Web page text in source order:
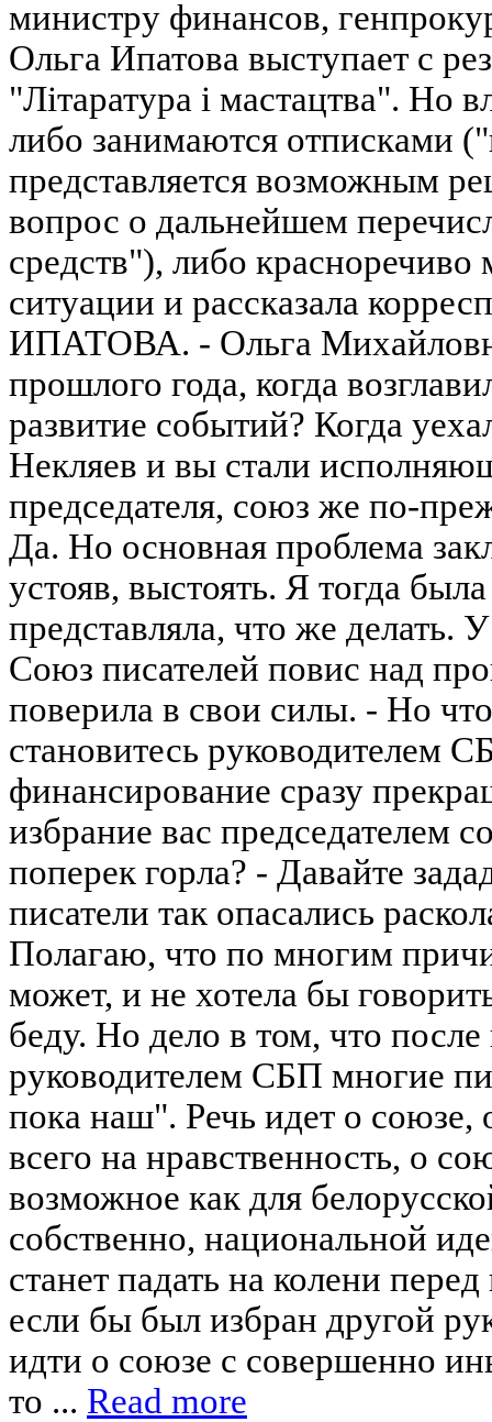
министру финансов,
Ольга Ипатова выступает с
"Лiтаратура i мастацтва". Но
либо занимаются отписками
представляется возможным
вопрос о дальнейшем
средств"), либо
ситуации и рассказала
ИПАТОВА. - Ольга
прошлого года, когда
развитие событий? Когда
Некляев и вы стали
председателя, союз же по-
Да. Но основная проблема
устояв, выстоять. Я тогда
представляла, что же
Союз писателей повис над
поверила в свои силы. - Но
становитесь руководителем
финансирование сразу
избрание вас председателем
поперек горла? - Давайте
писатели так опасались
Полагаю, что по многим
может, и не хотела бы
беду. Но дело в том, что
руководителем СБП многие
пока наш". Речь идет о
всего на нравственность, о
возможное как для
собственно, национальной
станет падать на колени
если бы был избран другой
идти о союзе с совершенно
то ... Read more